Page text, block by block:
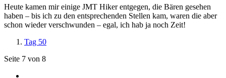
Heute kamen mir einige JMT Hiker entgegen, die Bären gesehen
haben – bis ich zu den entsprechenden Stellen kam, waren die aber
schon wieder verschwunden – egal, ich hab ja noch Zeit!
Tag 50
Seite 7 von 8